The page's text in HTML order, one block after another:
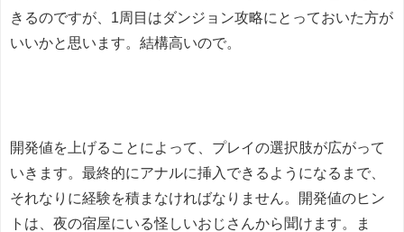
きるのですが、1周目はダンジョン攻略にとっておいた方が
いいかと思います。結構高いので。
開発値を上げることによって、プレイの選択肢が広がって
いきます。最終的にアナルに挿入できるようになるまで、
それなりに経験を積まなければなりません。開発値のヒン
トは、夜の宿屋にいる怪しいおじさんから聞けます。ま